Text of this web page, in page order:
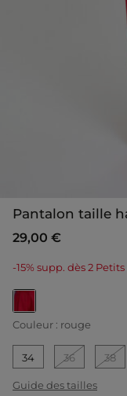
Pantalon taille
29,00 €
-15% supp. dès 2
selected
Couleur : rouge
34 36 38
Guide des tailles